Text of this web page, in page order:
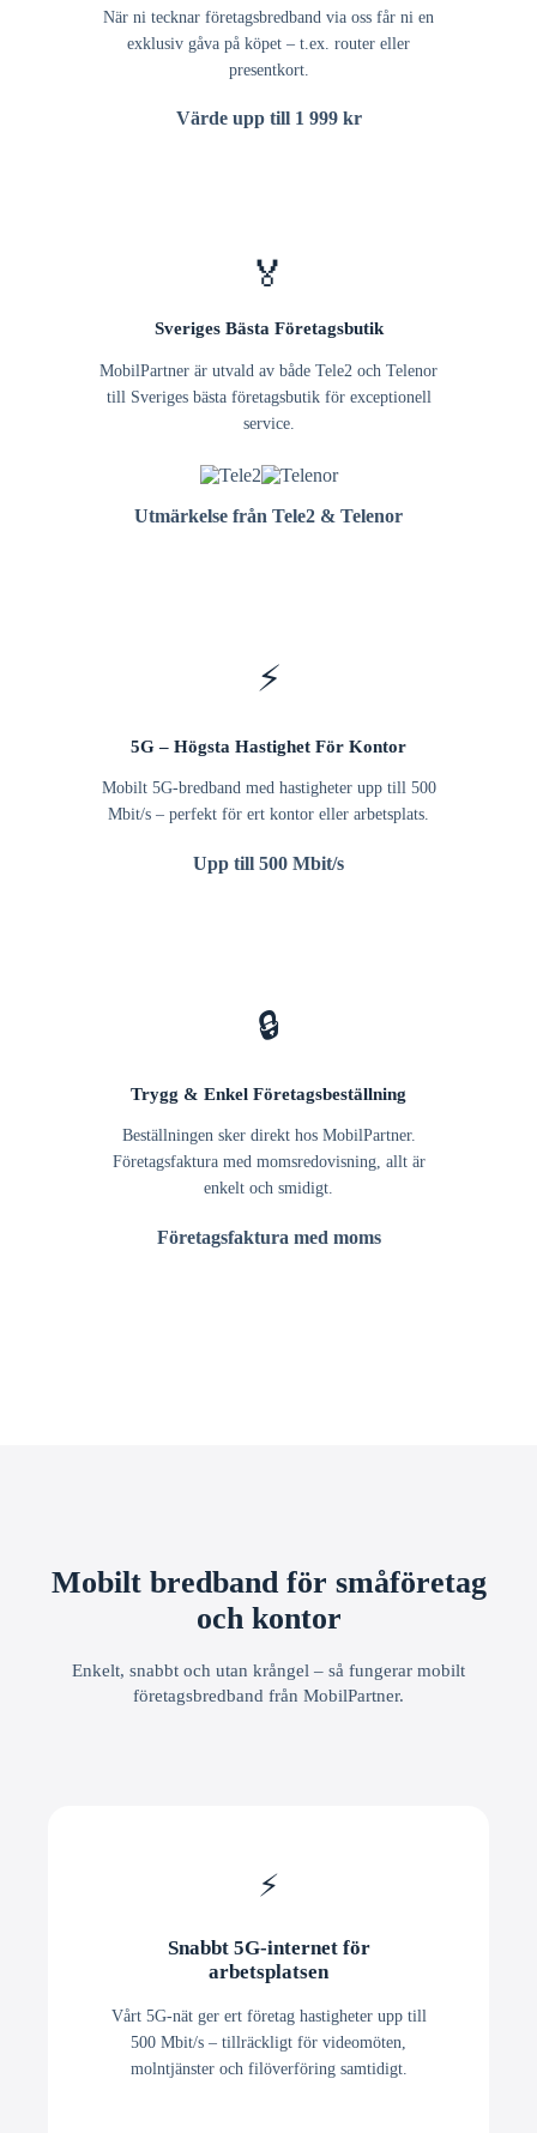
När ni tecknar företagsbredband via oss får ni en
exklusiv gåva på köpet – t.ex. router eller
presentkort.
Värde upp till 1 999 kr
🏅
Sveriges Bästa Företagsbutik
MobilPartner är utvald av både Tele2 och Telenor
till Sveriges bästa företagsbutik för exceptionell
service.
Utmärkelse från Tele2 & Telenor
⚡
5G – Högsta Hastighet För Kontor
Mobilt 5G-bredband med hastigheter upp till 500
Mbit/s – perfekt för ert kontor eller arbetsplats.
Upp till 500 Mbit/s
🔒
Trygg & Enkel Företagsbeställning
Beställningen sker direkt hos MobilPartner.
Företagsfaktura med momsredovisning, allt är
enkelt och smidigt.
Företagsfaktura med moms
Mobilt bredband för småföretag
och kontor
Enkelt, snabbt och utan krångel – så fungerar mobilt
företagsbredband från MobilPartner.
⚡
Snabbt 5G-internet för
arbetsplatsen
Vårt 5G-nät ger ert företag hastigheter upp till
500 Mbit/s – tillräckligt för videomöten,
molntjänster och filöverföring samtidigt.